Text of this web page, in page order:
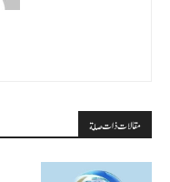
مقالات ذات صلة